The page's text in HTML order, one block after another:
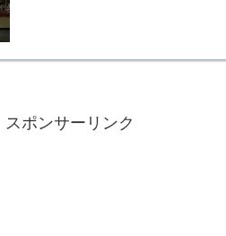
スポンサーリンク